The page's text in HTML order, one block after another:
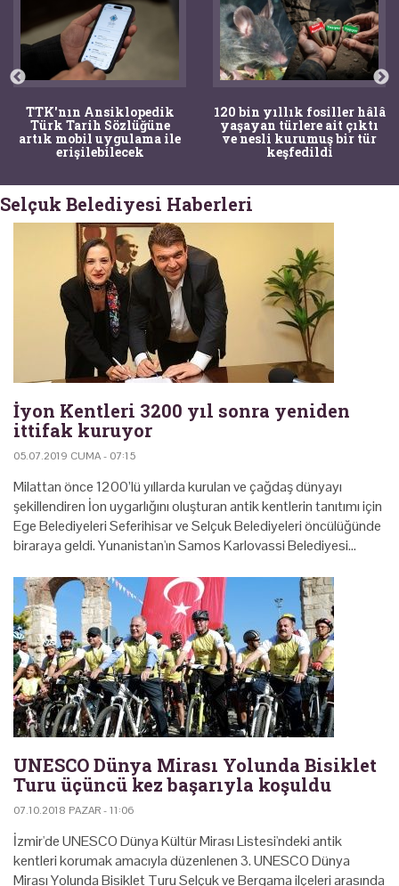
TTK'nın Ansiklopedik
Türk Tarih Sözlüğüne
artık mobil uygulama ile
erişilebilecek
120 bin yıllık fosiller hâlâ
yaşayan türlere ait çıktı
ve nesli kurumuş bir tür
keşfedildi
Selçuk Belediyesi Haberleri
İyon Kentleri 3200 yıl sonra yeniden
ittifak kuruyor
05.07.2019 CUMA - 07:15
Milattan önce 1200’lü yıllarda kurulan ve çağdaş dünyayı
şekillendiren İon uygarlığını oluşturan antik kentlerin tanıtımı için
Ege Belediyeleri Seferihisar ve Selçuk Belediyeleri öncülüğünde
biraraya geldi. Yunanistan'ın Samos Karlovassi Belediyesi…
UNESCO Dünya Mirası Yolunda Bisiklet
Turu üçüncü kez başarıyla koşuldu
07.10.2018 PAZAR - 11:06
İzmir'de UNESCO Dünya Kültür Mirası Listesi'ndeki antik
kentleri korumak amacıyla düzenlenen 3. UNESCO Dünya
Mirası Yolunda Bisiklet Turu Selçuk ve Bergama ilçeleri arasında